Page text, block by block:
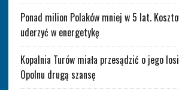
Ponad milion Polaków mniej w 5 lat.
uderzyć w energetykę
Kopalnia Turów miała przesądzić o jego
Opolnu drugą szansę